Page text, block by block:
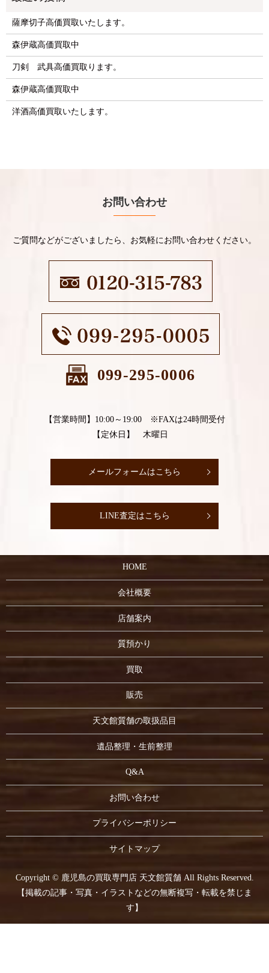
薩摩切子高価買取いたします。
森伊蔵高価買取中
刀剣 武具高価買取ります。
森伊蔵高価買取中
洋酒高価買取いたします。
お問い合わせ
ご質問などがございましたら、お気軽にお問い合わせください。
099-295-0006
【営業時間】10:00～19:00 ※FAXは24時間受付
【定休日】 木曜日
メールフォームはこちら
LINE査定はこちら
HOME
会社概要
店舗案内
質預かり
買取
販売
天文館質舗の取扱品目
遺品整理・生前整理
Q&A
お問い合わせ
プライバシーポリシー
サイトマップ
Copyright © 鹿児島の買取専門店 天文館質舗 All Rights Reserved.
【掲載の記事・写真・イラストなどの無断複写・転載を禁じま
す】